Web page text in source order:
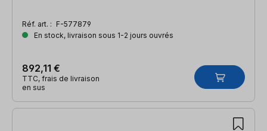
Réf. art. : F-577879
En stock, livraison sous 1-2 jours ouvrés
892,11 €
TTC, frais de livraison
en sus